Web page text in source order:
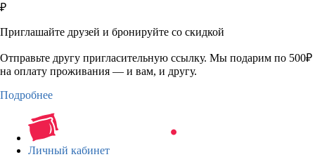
₽
Приглашайте друзей и бронируйте со скидкой
Отправьте другу пригласительную ссылку. Мы подарим по 500₽
на оплату проживания — и вам, и другу.
Подробнее
Личный кабинет